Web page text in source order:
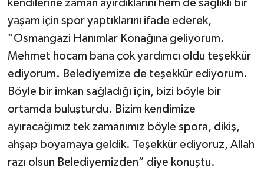
kendilerine zaman ayırdıklarını hem de sağlıklı bir
yaşam için spor yaptıklarını ifade ederek,
“Osmangazi Hanımlar Konağına geliyorum.
Mehmet hocam bana çok yardımcı oldu teşekkür
ediyorum. Belediyemize de teşekkür ediyorum.
Böyle bir imkan sağladığı için, bizi böyle bir
ortamda buluşturdu. Bizim kendimize
ayıracağımız tek zamanımız böyle spora, dikiş,
ahşap boyamaya geldik. Teşekkür ediyoruz, Allah
razı olsun Belediyemizden” diye konuştu.